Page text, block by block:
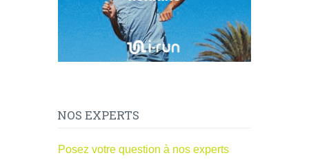
NOS EXPERTS
Posez votre question à nos experts